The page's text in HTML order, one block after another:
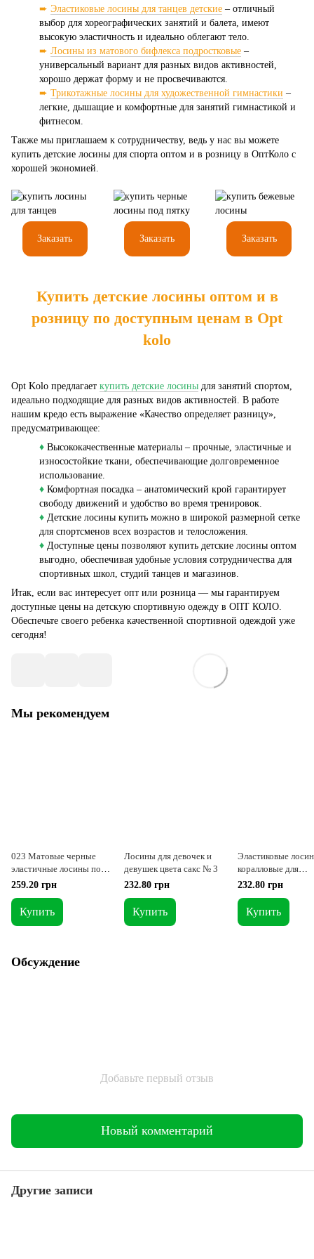
➨ Эластиковые лосины для танцев детские – отличный
выбор для хореографических занятий и балета, имеют
высокую эластичность и идеально облегают тело.
➨ Лосины из матового бифлекса подростковые –
универсальный вариант для разных видов активностей,
хорошо держат форму и не просвечиваются.
➨ Трикотажные лосины для художественной гимнастики –
легкие, дышащие и комфортные для занятий гимнастикой и
фитнесом.
Также мы приглашаем к сотрудничеству, ведь у нас вы можете
купить детские лосины для спорта оптом и в розницу в ОптКоло с
хорошей экономией.
Заказать Заказать Заказать
Купить детские лосины оптом и в
розницу по доступным ценам в Opt
kolo
Opt Kolo предлагает купить детские лосины для занятий спортом,
идеально подходящие для разных видов активностей. В работе
нашим кредо есть выражение «Качество определяет разницу»,
предусматривающее:
♦ Высококачественные материалы – прочные, эластичные и
износостойкие ткани, обеспечивающие долговременное
использование.
♦ Комфортная посадка – анатомический крой гарантирует
свободу движений и удобство во время тренировок.
♦ Детские лосины купить можно в широкой размерной сетке
для спортсменов всех возрастов и телосложения.
♦ Доступные цены позволяют купить детские лосины оптом
выгодно, обеспечивая удобные условия сотрудничества для
спортивных школ, студий танцев и магазинов.
Итак, если вас интересует опт или розница — мы гарантируем
доступные цены на детскую спортивную одежду в ОПТ КОЛО.
Обеспечьте своего ребенка качественной спортивной одеждой уже
сегодня!
Мы рекомендуем
023 Матовые черные
эластичные лосины под
пятку 2
259.20 грн
Купить
Лосины для девочек и
девушек цвета сакс № 3
232.80 грн
Купить
Эластиковые
коралловые для
гимнастики и
232.80 грн
Купить
Обсуждение
Добавьте первый отзыв
Новый комментарий
Другие записи